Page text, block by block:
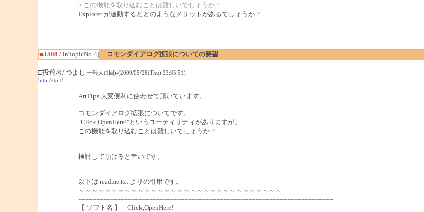
> この機能を取り込むことは難しいでしょうか？
Explorer が連動するとどのようなメリットがあるでしょうか？
■3508 / inTopicNo.4)
コモンダイアログ拡張についての要望
□投稿者/ つよし 一般人(1回)-(2009/05/28(Thu) 23:35:51)
http://ttp://
ArtTips 大変便利に使わせて頂いています。
コモンダイアログ拡張についてです。
"Click,OpenHere!"というユーティリティがありますが、
この機能を取り込むことは難しいでしょうか？
検討して頂けると幸いです。
以下は readme.txt よりの引用です。
～～～～～～～～～～～～～～～～～～～～～～～～～～～～～～～
========================================================================
【 ソフト名 】 Click,OpenHere!